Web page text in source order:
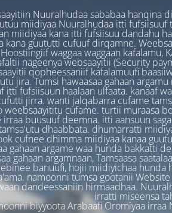
Nuuralhudaa sababaa hanqina
miidiyaa Nuuralhudaa itti fufsiisuuf
miidiyaa kana itti fufsiisuu dandahu
kana guututti cufuuf dirqamne.
waggaa waggaan kafalamu,
nageenya websaayitii (Security
qopheessaniif kafalamuufi
jira. Tumsi hawaasaa gahaan
itti fufsiisuun haalaan ulfaata. kanaaf
jirra. wanti jalqabarra cufame
weebsaayititu cufame. turtii muraasa
irraa buusuuf deemna. itti aansuun
dhaabbata. dhumarratti
cufnee dhimma miidiyaa kanaa
gahaan argame waa hunda bakkatti
gahaan argamnaan, Tamsaasa
banuufi, hojii miidiyichaa hunda
namoonni tumsa gootanii
dandeessaniin hirmaadhaa.
irratti miseensa
biyyoota Arabaafi Oromiyaa irraa